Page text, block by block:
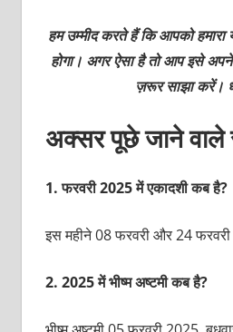
हम उम्मीद करते हैं कि आपको
होगा। अगर ऐसा है तो आप इसे
ज़रूर साझा करें।
अक्सर पूछे जाने वाले
1.फरवरी 2025 में एकादशी कब है?
इस महीने 08 फरवरी और 24 फरवरी
2. 2025 में भीष्म अष्टमी कब है?